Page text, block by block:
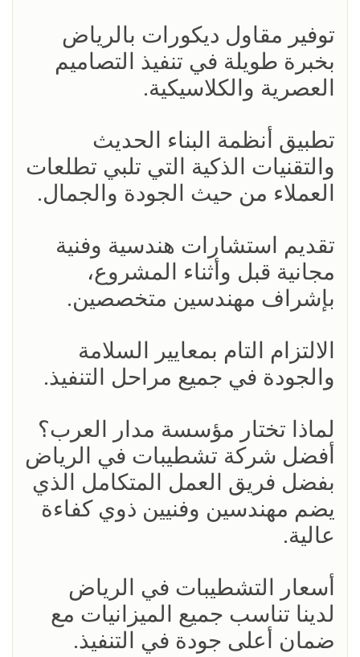
توفير مقاول ديكورات بالرياض
بخبرة طويلة في تنفيذ التصاميم
العصرية والكلاسيكية.
تطبيق أنظمة البناء الحديث
والتقنيات الذكية التي تلبي تطلعات
العملاء من حيث الجودة والجمال.
تقديم استشارات هندسية وفنية
مجانية قبل وأثناء المشروع،
بإشراف مهندسين متخصصين.
الالتزام التام بمعايير السلامة
والجودة في جميع مراحل التنفيذ.
لماذا تختار مؤسسة مدار العرب؟
أفضل شركة تشطيبات في الرياض
بفضل فريق العمل المتكامل الذي
يضم مهندسين وفنيين ذوي كفاءة
عالية.
أسعار التشطيبات في الرياض
لدينا تناسب جميع الميزانيات مع
ضمان أعلى جودة في التنفيذ.